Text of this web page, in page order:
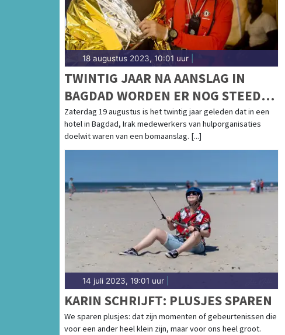
18 augustus 2023, 10:01 uur
TWINTIG JAAR NA AANSLAG IN
BAGDAD WORDEN ER NOG STEEDS
AANSLAGEN OP HULPVERLENERS
GEPLEEGD
Zaterdag 19 augustus is het twintig jaar geleden dat in een
hotel in Bagdad, Irak medewerkers van hulporganisaties
doelwit waren van een bomaanslag. [...]
14 juli 2023, 19:01 uur
KARIN SCHRIJFT: PLUSJES SPAREN
We sparen plusjes: dat zijn momenten of gebeurtenissen die
voor een ander heel klein zijn, maar voor ons heel groot.